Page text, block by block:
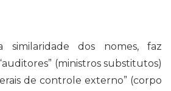
dos nomes, faz
(ministros substitutos)
de controle externo” (corpo